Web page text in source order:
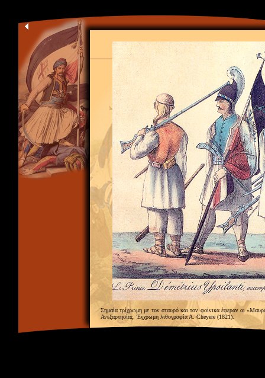
Σημαία τρίχρωμη με τον σταυρό και τον φοίνικα έφεραν οι
Ανεξαρτησίας. Έγχρωμη λιθογραφία Α. Cheyere (1821).